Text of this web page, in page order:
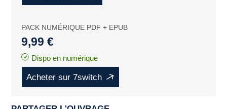
PACK NUMÉRIQUE PDF + EPUB
9,99 €
Dispo en numérique
Acheter sur 7switch